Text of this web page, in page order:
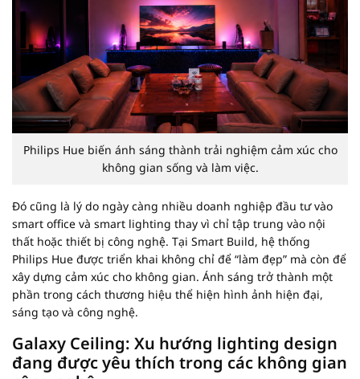
Philips Hue biến ánh sáng thành trải nghiệm cảm xúc cho
không gian sống và làm việc.
Đó cũng là lý do ngày càng nhiều doanh nghiệp đầu tư vào
smart office và smart lighting thay vì chỉ tập trung vào nội
thất hoặc thiết bị công nghệ. Tại Smart Build, hệ thống
Philips Hue được triển khai không chỉ để “làm đẹp” mà còn để
xây dựng cảm xúc cho không gian. Ánh sáng trở thành một
phần trong cách thương hiệu thể hiện hình ảnh hiện đại,
sáng tạo và công nghệ.
Galaxy Ceiling: Xu hướng lighting design
đang được yêu thích trong các không gian